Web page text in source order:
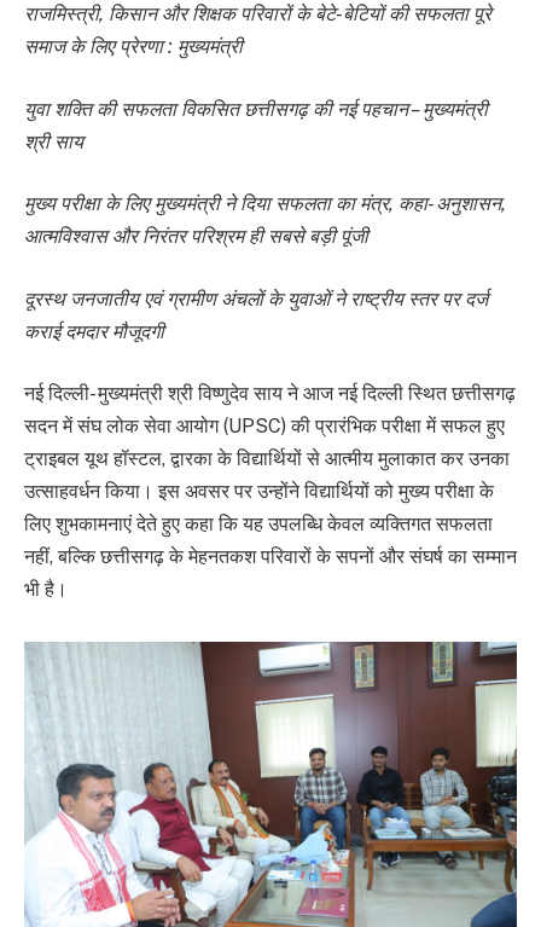
राजमिस्त्री, किसान और शिक्षक परिवारों के बेटे-बेटियों की सफलता पूरे
समाज के लिए प्रेरणा : मुख्यमंत्री
युवा शक्ति की सफलता विकसित छत्तीसगढ़ की नई पहचान – मुख्यमंत्री
श्री साय
मुख्य परीक्षा के लिए मुख्यमंत्री ने दिया सफलता का मंत्र, कहा- अनुशासन,
आत्मविश्वास और निरंतर परिश्रम ही सबसे बड़ी पूंजी
दूरस्थ जनजातीय एवं ग्रामीण अंचलों के युवाओं ने राष्ट्रीय स्तर पर दर्ज
कराई दमदार मौजूदगी
नई दिल्ली- मुख्यमंत्री श्री विष्णुदेव साय ने आज नई दिल्ली स्थित छत्तीसगढ़
सदन में संघ लोक सेवा आयोग (UPSC) की प्रारंभिक परीक्षा में सफल हुए
ट्राइबल यूथ हॉस्टल, द्वारका के विद्यार्थियों से आत्मीय मुलाकात कर उनका
उत्साहवर्धन किया। इस अवसर पर उन्होंने विद्यार्थियों को मुख्य परीक्षा के
लिए शुभकामनाएं देते हुए कहा कि यह उपलब्धि केवल व्यक्तिगत सफलता
नहीं, बल्कि छत्तीसगढ़ के मेहनतकश परिवारों के सपनों और संघर्ष का सम्मान
भी है।